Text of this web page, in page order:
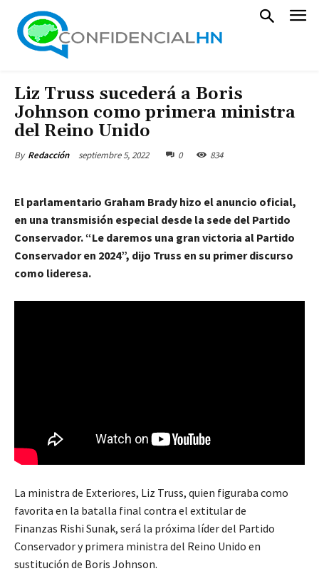
Liz Truss sucederá a Boris
Johnson como primera ministra
del Reino Unido
By Redacción septiembre 5, 2022 0 834
El parlamentario Graham Brady hizo el anuncio oficial,
en una transmisión especial desde la sede del Partido
Conservador. “Le daremos una gran victoria al Partido
Conservador en 2024”, dijo Truss en su primer discurso
como lideresa.
La ministra de Exteriores, Liz Truss, quien figuraba como
favorita en la batalla final contra el extitular de
Finanzas Rishi Sunak, será la próxima líder del Partido
Conservador y primera ministra del Reino Unido en
sustitución de Boris Johnson.